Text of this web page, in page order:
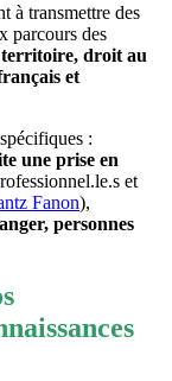
à transmettre des
parcours des
territoire, droit au
et
:
une prise en
et
Fanon),
personnes